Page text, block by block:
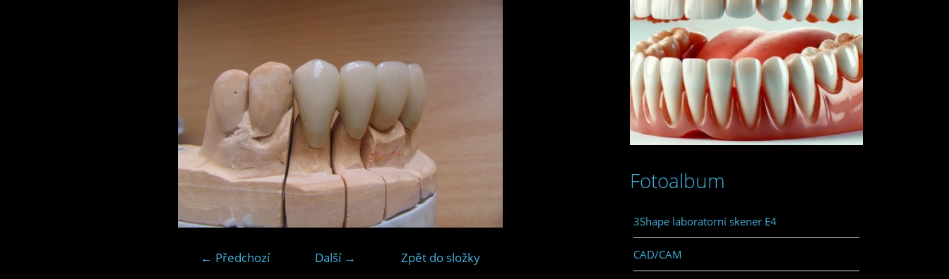
← Předchozí Další → Zpět do složky
Fotoalbum
3Shape laboratorní skener E4
CAD/CAM